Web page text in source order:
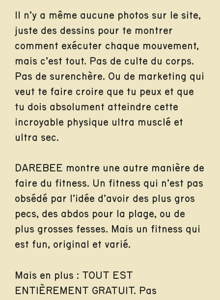
Il n’y a même aucune photos sur le site,
juste des dessins pour te montrer
comment exécuter chaque mouvement,
mais c’est tout. Pas de culte du corps.
Pas de surenchère. Ou de marketing qui
veut te faire croire que tu peux et que
tu dois absolument atteindre cette
incroyable physique ultra musclé et
ultra sec.
DAREBEE montre une autre manière de
faire du fitness. Un fitness qui n’est pas
obsédé par l’idée d’avoir des plus gros
pecs, des abdos pour la plage, ou de
plus grosses fesses. Mais un fitness qui
est fun, original et varié.
Mais en plus : TOUT EST
ENTIÈREMENT GRATUIT. Pas